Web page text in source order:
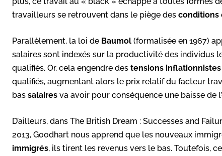
travailleurs se retrouvent dans le piège des conditions
Parallèlement, la loi de Baumol (formalisée en 1967)
salaires sont indexés sur la productivité des individus
qualifiés. Or, cela engendre des tensions inflationnistes
qualifiés, augmentant alors le prix relatif du facteur
bas salaires va avoir pour conséquence une baisse de
D’ailleurs, dans The British Dream : Successes and
2013, Goodhart nous apprend que les nouveaux
immigrés, ils tirent les revenus vers le bas. Toutefois,